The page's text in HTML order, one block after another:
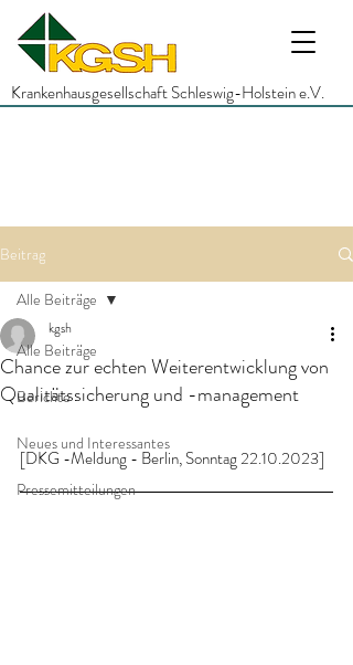
Krankenhausgesellschaft Schleswig-Holstein e.V.
Beitrag
Alle Beiträge
Berichte
Neues und Interessantes
Pressemitteilungen
Alle Beiträge
Chance zur echten Weiterentwicklung von
Qualitätssicherung und -management
kgsh
[DKG -Meldung - Berlin, Sonntag 22.10.2023]